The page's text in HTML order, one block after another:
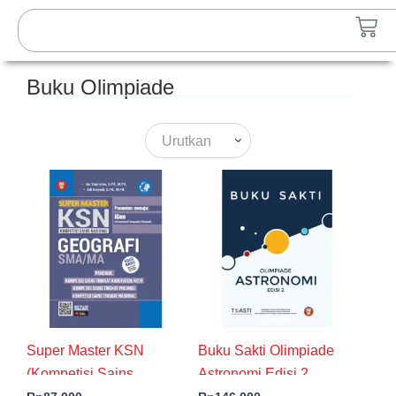
Lewati
konten
Search
Buku Olimpiade
Urutkan
Super Master KSN
(Kompetisi Sains
Buku Sakti Olimpiade
Astronomi Edisi 2